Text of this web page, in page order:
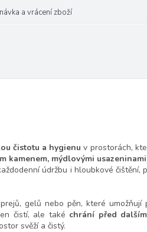
a vrácení zboží
čistotu a hygienu v prostorách,
kamenem, mýdlovými
údržbu i hloubkové čištění,
gelů nebo pěn, které umožňují
čistí, ale také chrání před
svěží a čistý.